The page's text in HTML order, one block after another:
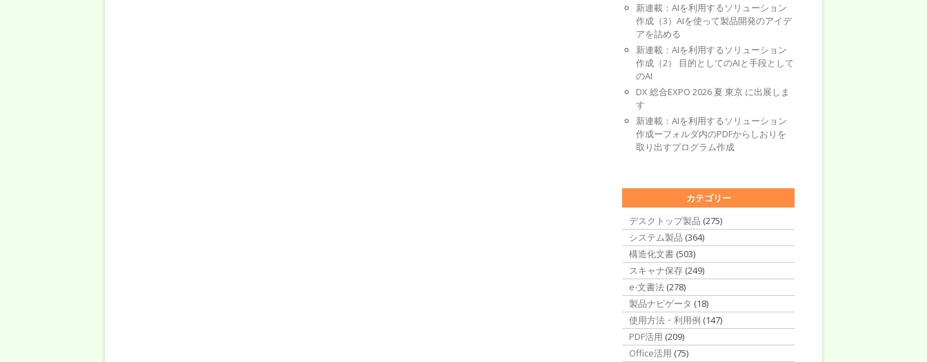
新連載：AIを利用するソリューション
作成（3）AIを使って製品開発のアイデ
アを詰める
新連載：AIを利用するソリューション
作成（2） 目的としてのAIと手段として
のAI
DX 総合EXPO 2026 夏 東京 に出展しま
す
新連載：AIを利用するソリューション
作成ーフォルダ内のPDFからしおりを
取り出すプログラム作成
カテゴリー
デスクトップ製品 (275)
システム製品 (364)
構造化文書 (503)
スキャナ保存 (249)
e-文書法 (278)
製品ナビゲータ (18)
使用方法・利用例 (147)
PDF活用 (209)
Office活用 (75)